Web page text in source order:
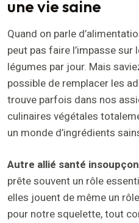
une vie saine
Quand on parle
peut pas faire l’impasse
légumes par jour. Mais
possible de remplacer les
trouve parfois dans nos
culinaires végétales
un monde d’ingrédients
Autre allié santé
prête souvent un rôle
elles jouent de même un
pour notre squelette, tout